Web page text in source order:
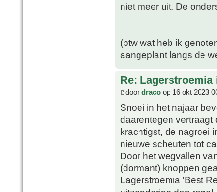
niet meer uit. De
(btw wat heb ik
aangeplant langs de
Re:
door draco op 16 okt 2023
Snoei in het najaar
daarentegen vertraagt
krachtigst, de nagroei
nieuwe scheuten tot
Door het wegvallen
(dormant) knoppen
Lagerstroemia 'Best